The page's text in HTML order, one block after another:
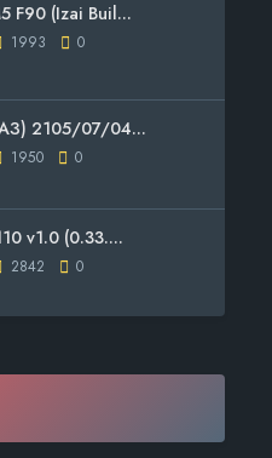
F90 (Izai Buil...
1993 0
2105/07/04...
1950 0
v1.0 (0.33....
2842 0